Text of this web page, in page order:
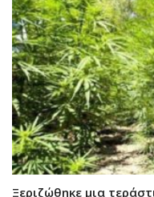
Ξεριζώθηκε μια